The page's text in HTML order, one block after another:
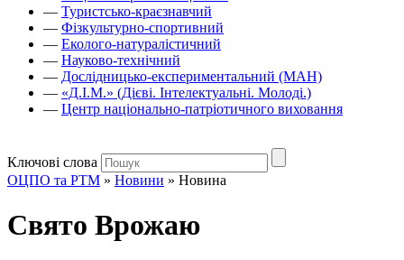
— Туристсько-краєзнавчий
— Фізкультурно-спортивний
— Еколого-натуралістичний
— Науково-технічний
— Дослідницько-експериментальний (МАН)
— «Д.І.М.» (Дієві. Інтелектуальні. Молоді.)
— Центр національно-патріотичного виховання
Ключові слова
ОЦПО та РТМ » Новини » Новина
Свято Врожаю